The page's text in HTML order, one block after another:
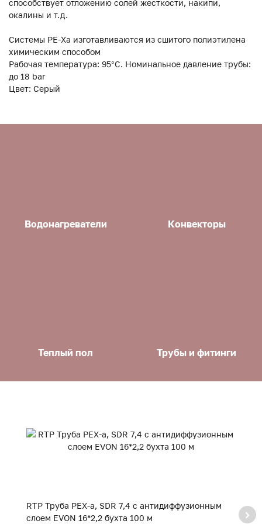
способствует отложению солей жесткости, накипи,
окалины и т.д.
Системы PE-Xa изготавливаются из сшитого полиэтилена
химическим способом
Рабочая температура: 95°С. Номинальное давление трубы:
до 18 bar
Цвет: Серый
Водонагреватели Конвекторы
Теплый пол Трубы и фитинги
RTP Труба PEX-a, SDR 7,4 с антидиффузионным
слоем EVON 16*2,2 бухта 100 м